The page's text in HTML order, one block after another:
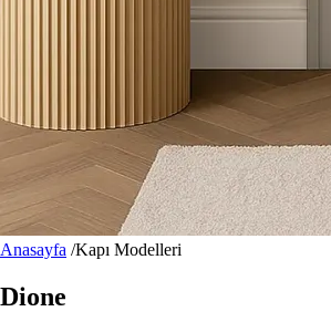
Anasayfa /Kapı Modelleri
Dione